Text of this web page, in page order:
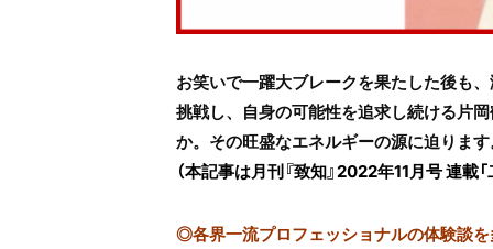
お笑いで一躍大ブレークを果たした後も
挑戦し、自身の可能性を追求し続ける片
か。その旺盛なエネルギーの源に迫りま
（本記事は月刊『致知』2022年11月号 連
◎各界一流プロフェッショナルの体験談